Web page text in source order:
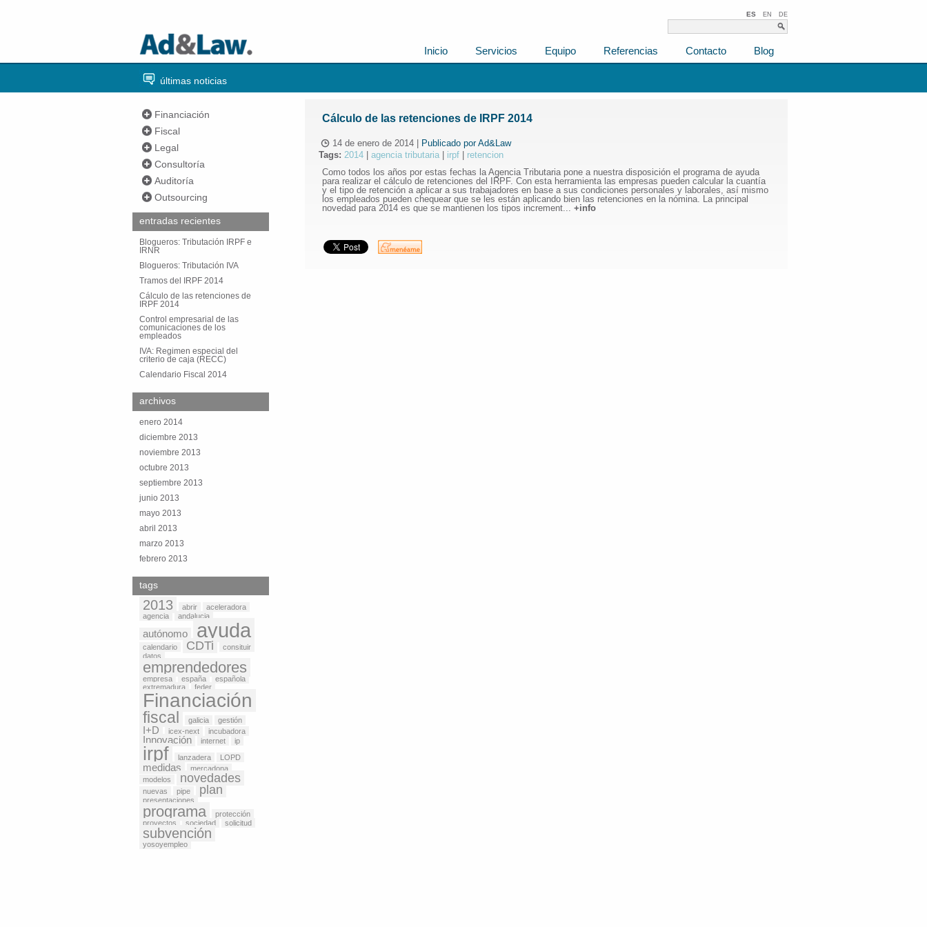
ES EN DE
Inicio Servicios Equipo Referencias Contacto Blog
últimas noticias
Financiación
Fiscal
Legal
Consultoría
Auditoría
Outsourcing
entradas recientes
Blogueros: Tributación IRPF e
IRNR
Blogueros: Tributación IVA
Tramos del IRPF 2014
Cálculo de las retenciones de
IRPF 2014
Control empresarial de las
comunicaciones de los
empleados
IVA: Regimen especial del
criterio de caja (RECC)
Calendario Fiscal 2014
archivos
enero 2014
diciembre 2013
noviembre 2013
octubre 2013
septiembre 2013
junio 2013
mayo 2013
abril 2013
marzo 2013
febrero 2013
tags
2013 abrir
aceleradora
agencia
andalucia
autónomo ayuda
calendario CDTi
consituir
datos
emprendedores
empresa españa
española
extremadura
feder
Financiación
fiscal galicia gestión
I+D icex-next incubadora
Innovación internet ip
irpf lanzadera LOPD
medidas
mercadona
modelos
novedades
nuevas pipe plan
presentaciones
programa
protección
proyectos
sociedad solicitud
subvención
yosoyempleo
Cálculo de las retenciones de IRPF 2014
14 de enero de 2014 Publicado porAd&Law
Tags: 2014 agencia tributaria irpf
retencion
Como todos los años por estas fechas la Agencia Tributaria pone a nuestra disposición el programa de ayuda
para realizar el cálculo de retenciones del IRPF. Con esta herramienta las empresas pueden calcular la cuantía
y el tipo de retención a aplicar a sus trabajadores en base a sus condiciones personales y laborales, así mismo
los empleados pueden chequear que se les están aplicando bien las retenciones en la nómina. La principal
novedad para 2014 es que se mantienen los tipos increment... +info